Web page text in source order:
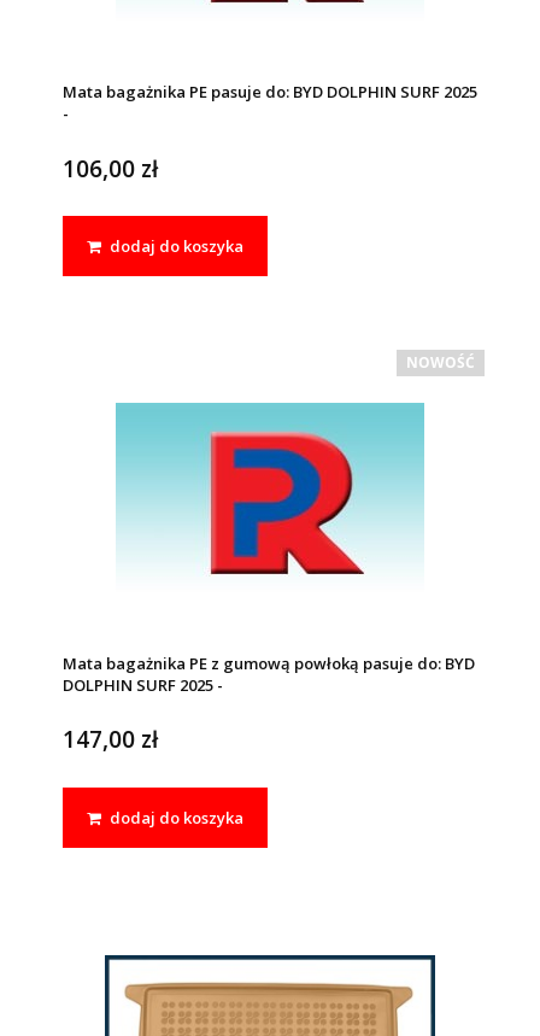
Mata bagażnika PE pasuje do: BYD DOLPHIN SURF 2025
-
106,00 zł
dodaj do koszyka
Mata bagażnika PE z gumową powłoką pasuje do: BYD
DOLPHIN SURF 2025 -
147,00 zł
dodaj do koszyka
NOWOŚĆ